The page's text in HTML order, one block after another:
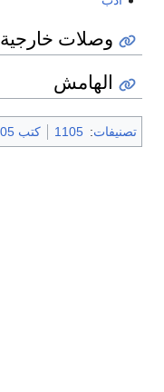
وصلات خارجية
الهامش
تصنيفات:
1105 كتب 1105